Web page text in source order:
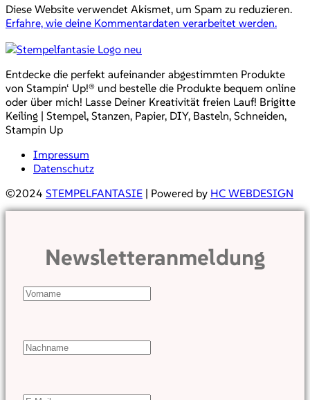
Diese Website verwendet Akismet, um Spam zu reduzieren.
Erfahre, wie deine Kommentardaten verarbeitet werden.
Entdecke die perfekt aufeinander abgestimmten Produkte
von Stampin‘ Up!® und bestelle die Produkte bequem online
oder über mich! Lasse Deiner Kreativität freien Lauf! Brigitte
Keiling | Stempel, Stanzen, Papier, DIY, Basteln, Schneiden,
Stampin Up
Impressum
Datenschutz
©2024 STEMPELFANTASIE | Powered by HC WEBDESIGN
Newsletteranmeldung